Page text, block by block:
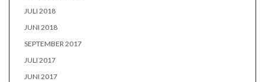
JULI 2018
JUNI 2018
SEPTEMBER 2017
JULI 2017
JUNI 2017